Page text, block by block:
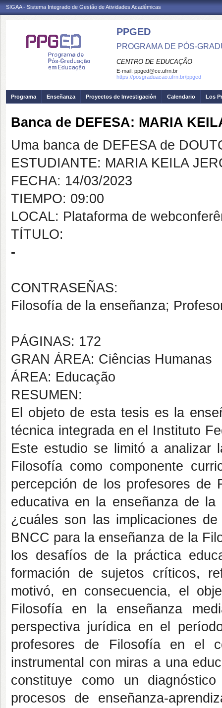
SIGAA - Sistema Integrado de Gestão de Atividades Acadêmicas
PPGED
PROGRAMA DE PÓS-
CENTRO DE EDUCAÇÃO
E-mail: ppged@ce.ufrn.br
https://posgraduacao.ufrn.br/ppged
Programa Enseñanza Proyectos de Investigación Calendario Los
Banca de DEFESA: MARIA
Uma banca de DEFESA de
ESTUDIANTE: MARIA KEILA
FECHA: 14/03/2023
TIEMPO: 09:00
LOCAL: Plataforma de
TÍTULO:
-
CONTRASEÑAS:
Filosofía de la enseñanza;
PÁGINAS: 172
GRAN ÁREA: Ciências Humanas
ÁREA: Educação
RESUMEN:
El objeto de esta tesis es la
técnica integrada en el Instituto
Este estudio se limitó a analizar
Filosofía como componente
percepción de los profesores de
educativa en la enseñanza de
¿cuáles son las implicaciones
BNCC para la enseñanza de la
los desafíos de la práctica
formación de sujetos críticos,
motivó, en consecuencia, el
Filosofía en la enseñanza
perspectiva jurídica en el
profesores de Filosofía en el
instrumental con miras a una
constituye como un
procesos de enseñanza-